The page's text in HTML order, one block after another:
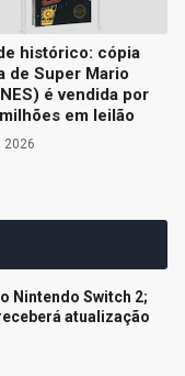
histórico: cópia
de Super Mario
é vendida por
em leilão
2026
Nintendo Switch 2;
atualização